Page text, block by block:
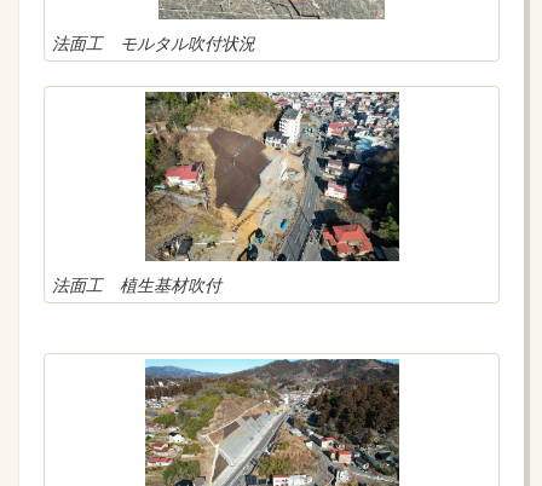
法面工 モルタル吹付状況
法面工 植生基材吹付